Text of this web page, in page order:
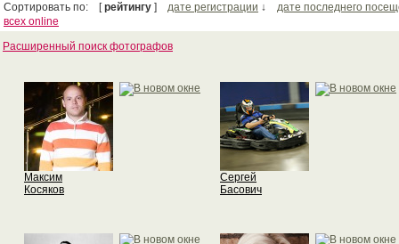
Сортировать по: [рейтингу ] дате регистрации ↓ дате последнего
всех online
Расширенный поиск фотографов
Максим
Косяков
Сергей
Басович